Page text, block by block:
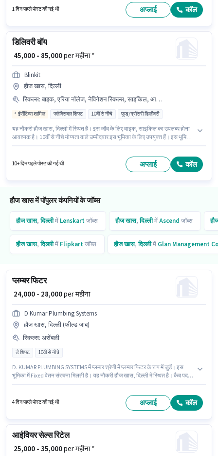
आवेदन कर सकते हैं। यह पद फ्रेशर के लिए उपयुक्त है। आप प्रति माह ₹27000 तक कमा
1 दिन पहले पोस्ट की गई थी अप्लाई कॉल
डिलिवरी बॉय
₹ 45,000 - 85,000per महीना *
Blinkit
हौज खास, दिल्ली
स्किल्स: बाइक, एरिया नॉलेज, नेविगेशन स्किल्स, साइकिल, आधार कार्ड, PAN कार्ड
इंसेंटिव्स शामिल फ्लेक्सिबल शिफ्ट 10वीं से नीचे फूड/ग्रॉसरी डिलीवरी
यह नौकरी हौज खास, दिल्ली में स्थित है। इस जॉब के लिए बाइक, साइकिल का उपलब्ध होना
आवश्यक है। 10वीं से नीचे योग्यता वाले उम्मीदवार इस भूमिका के लिए उपयुक्त हैं। इस भूमिका
मेडिकल बेनिफिट्स भी मिलेंगे।
10+ दिन पहले पोस्ट की गई थी अप्लाई कॉल
हौज खास में पॉपुलर कंपनियों के जॉब्स
हौज खास,दिल्लीमें Lenskartजॉब्स हौज खास,दिल्लीमेंAscend जॉब्स
हौज खास,दिल्लीमें Flipkartजॉब्स हौज खास,दिल्लीमें Glan Management
प्लम्बर फिटर
₹ 24,000 - 28,000per महीना
D Kumar Plumbing Systems
हौज खास, दिल्ली (फील्ड जाब)
स्किल्स: असेंबली
डे शिफ्ट 10वीं से नीचे
D. KUMAR PLUMBING SYSTEMS में प्लम्बर श्रेणी में प्लम्बर फिटर के रूप में जुड़ें। इस
भूमिका में Fixed वेतन संरचना मिलती है। यह नौकरी हौज खास, दिल्ली में स्थित है। कैब पद
अनिवार्य है।
4 दिन पहले पोस्ट की गई थी अप्लाई कॉल
आईवियर सेल्स रिटेल
₹ 25,000 - 35,000per महीना *